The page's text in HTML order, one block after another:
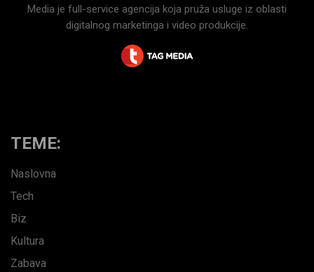
Media je full-service agencija koja pruža usluge iz oblasti
digitalnog marketinga i video produkcije.
TEME:
Naslovna
Tech
Biz
Kultura
Zabava